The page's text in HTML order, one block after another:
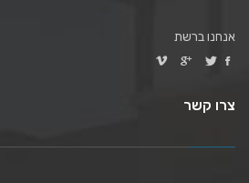
אנחנו ברשת
צרו קשר